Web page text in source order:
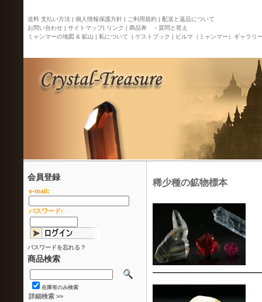
送料 支払い方法 | 個人情報保護方針 | ご利用規約 | 配送と返品について
お問い合わせ | サイトマップ| リンク | 商品券 －質問と答え
ミャンマーの地図 & 鉱山 | 私について | ゲストブック | ビルマ（ミャンマー）ギャラリ
会員登録
e-mail:
パスワード:
パスワードを忘れる？
商品検索
在庫有のみ検索
詳細検索 >>
稀少種の鉱物標本